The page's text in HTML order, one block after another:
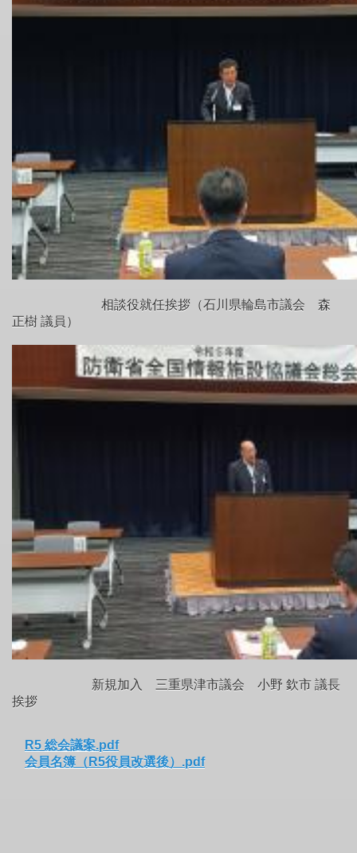
相談役就任挨拶（石川県輪島市議会 森
正樹 議員）
新規加入 三重県津市議会 小野 欽市 議長
挨拶
R5 総会議案.pdf
会員名簿（R5役員改選後）.pdf